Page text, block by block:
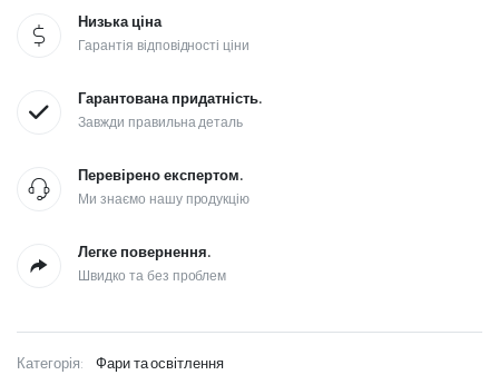
Низька ціна
Гарантія відповідності ціни
Гарантована придатність.
Завжди правильна деталь
Перевірено експертом.
Ми знаємо нашу продукцію
Легке повернення.
Швидко та без проблем
Категорія: Фари та освітлення